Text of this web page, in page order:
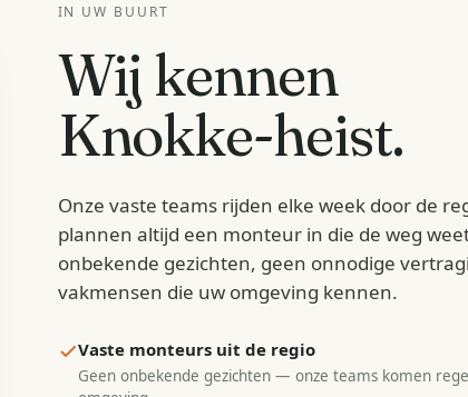
IN UW BUURT
Wij kennen
Knokke-heist.
Onze vaste teams rijden elke week door de
plannen altijd een monteur in die de weg
onbekende gezichten, geen onnodige
vakmensen die uw omgeving kennen.
Vaste monteurs uit de regio
Geen onbekende gezichten — onze teams komen